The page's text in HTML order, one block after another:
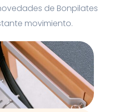
de Bonpilates
movimiento.